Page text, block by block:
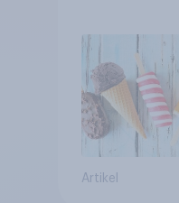
beeinflussen
Artikel